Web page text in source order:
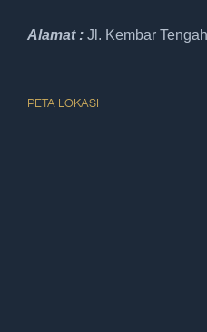
Alamat : Jl. Kembar
PETA LOKASI